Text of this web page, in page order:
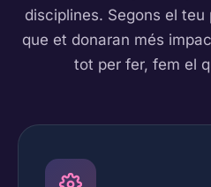
disciplines. Segons el
que et donaran més
tot per fer, fem el